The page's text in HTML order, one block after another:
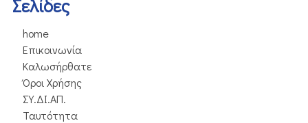
Σελίδες
home
Επικοινωνία
Καλωσήρθατε
Όροι Χρήσης
ΣΥ.ΔΙ.ΑΠ.
Ταυτότητα